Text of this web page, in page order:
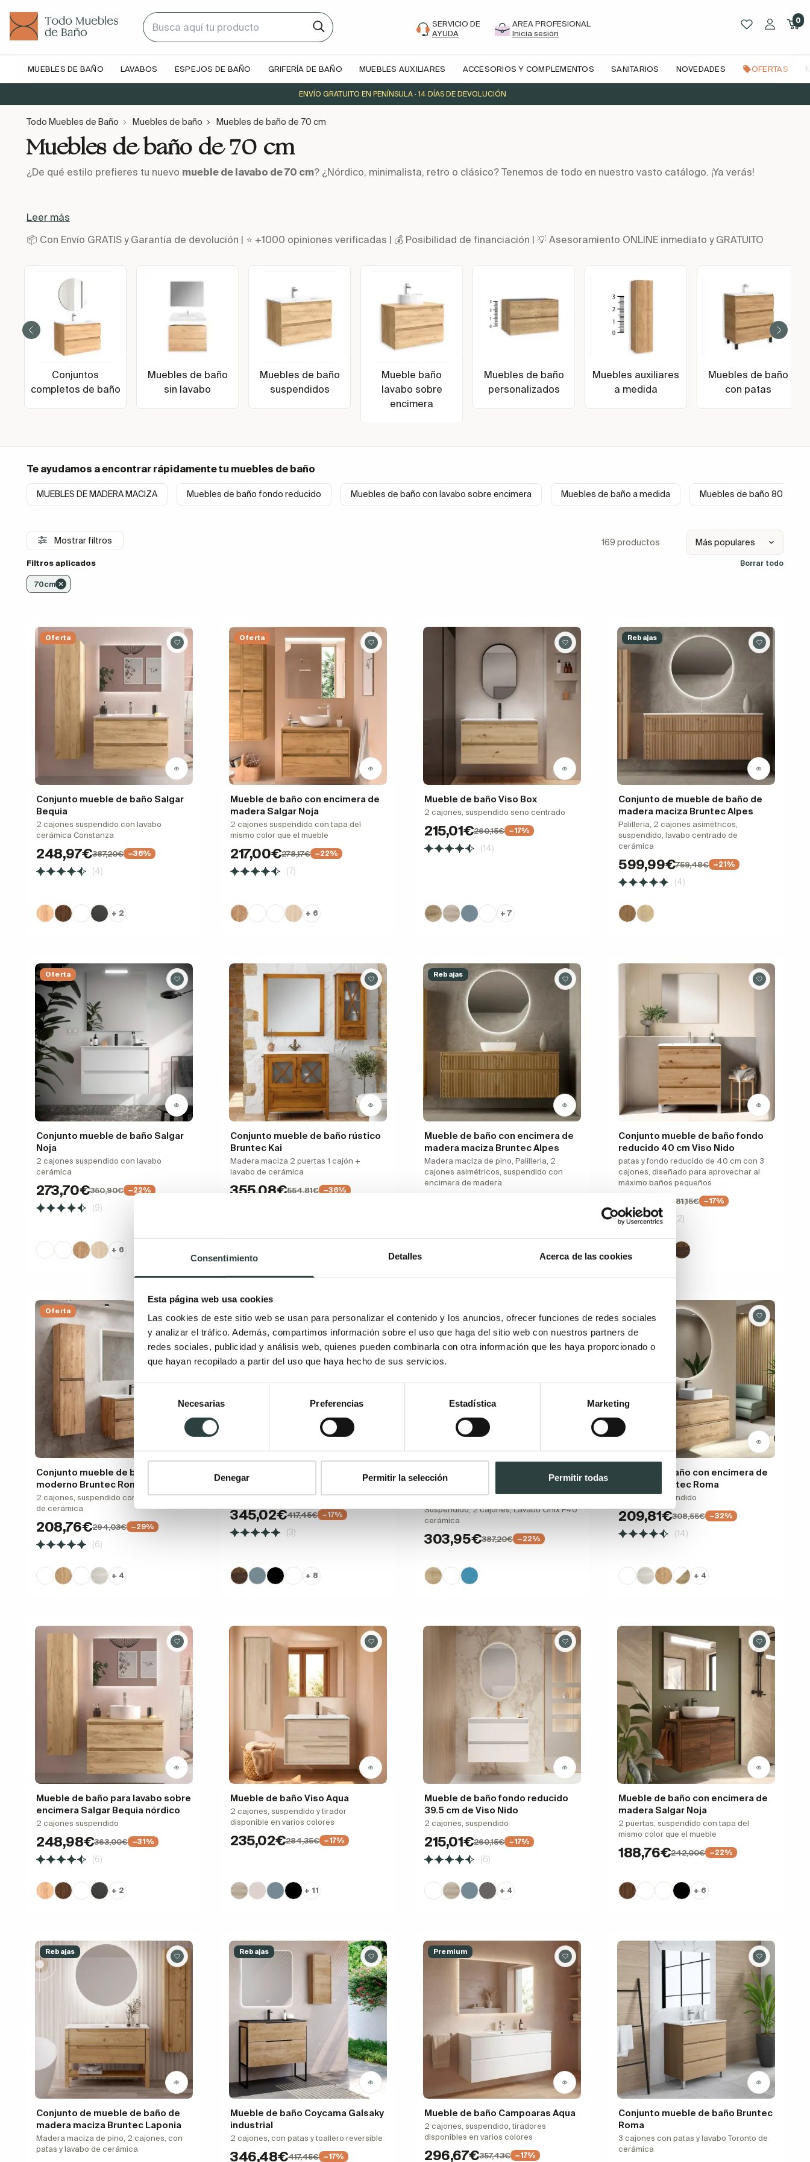
Consentimiento Detalles Acerca de las cookies
Esta página web usa cookies
Las cookies de este sitio web se usan para personalizar el contenido y los anuncios, ofrecer funciones de redes sociales
y analizar el tráfico. Además, compartimos información sobre el uso que haga del sitio web con nuestros partners de
redes sociales, publicidad y análisis web, quienes pueden combinarla con otra información que les haya proporcionado o
que hayan recopilado a partir del uso que haya hecho de sus servicios.
Selección
de
consentimiento
Necesarias Preferencias Estadística Marketing
Denegar Permitir la selección Permitir todas
SERVICIO DE
AYUDA
AREA PROFESIONAL
Inicia sesión
0
MUEBLES DE BAÑO LAVABOS ESPEJOS DE BAÑO GRIFERÍA DE BAÑO MUEBLES AUXILIARES ACCESORIOS Y COMPLEMENTOS SANITARIOS NOVEDADES OFERTAS
ENVÍO GRATUITO EN PENÍNSULA · 14 DÍAS DE DEVOLUCIÓN
Todo Muebles de Baño Muebles de baño Muebles de baño de 70 cm
Muebles de baño de 70 cm
¿De qué estilo prefieres tu nuevo mueble de lavabo de 70 cm? ¿Nórdico, minimalista, retro o clásico? Tenemos de todo en nuestro vasto catálogo. ¡Ya verás!
Leer más
📦 Con Envío GRATIS y Garantía de devolución | ⭐ +1000 opiniones verificadas | 💰 Posibilidad de financiación | 💡 Asesoramiento ONLINE inmediato y GRATUITO
Conjuntos
completos de baño
Muebles de baño
sin lavabo
Muebles de baño
suspendidos
Mueble baño
lavabo sobre
encimera
Muebles de baño
personalizados
Muebles auxiliares
a medida
Muebles de baño
con patas
Te ayudamos a encontrar rápidamente tu muebles de baño
MUEBLES DE MADERA MACIZA Muebles de baño fondo reducido Muebles de baño con lavabo sobre encimera Muebles de baño a medida Muebles de baño 80 cm
Mostrar filtros 169 productos
Filtros aplicados Borrar todo
70cm
Oferta
Conjunto mueble de baño Salgar
Bequia
2 cajones suspendido con lavabo
cerámica Constanza
248,97€387,20€ −36%
(4)
+ 2
Oferta
Mueble de baño con encimera de
madera Salgar Noja
2 cajones suspendido con tapa del
mismo color que el mueble
217,00€278,17€ −22%
(7)
+ 6
Mueble de baño Viso Box
2 cajones, suspendido seno centrado
215,01€260,15€ −17%
(14)
+ 7
Rebajas
Conjunto de mueble de baño de
madera maciza Bruntec Alpes
Palilleria, 2 cajones asimétricos,
suspendido, lavabo centrado de
cerámica
599,99€759,48€ −21%
(4)
Oferta
Conjunto mueble de baño Salgar
Noja
2 cajones suspendido con lavabo
cerámica
273,70€350,90€ −22%
(9)
+ 6
Conjunto mueble de baño rústico
Bruntec Kai
Madera maciza 2 puertas 1 cajón +
lavabo de cerámica
355,08€554,81€ −36%
Rebajas
Mueble de baño con encimera de
madera maciza Bruntec Alpes
Madera maciza de pino, Palilleria, 2
cajones asimétricos, suspendido con
encimera de madera
Conjunto mueble de baño fondo
reducido 40 cm Viso Nido
patas y fondo reducido de 40 cm con 3
cajones, diseñado para aprovechar al
máximo baños pequeños
381,15€ −17%
(2)
Oferta
Conjunto mueble de baño
moderno Bruntec Roma
2 cajones, suspendido con lavabo Calpe
de cerámica
208,76€294,03€ −29%
(6)
+ 4
2 cajones, suspendido para lavabo
encastrado
345,02€417,45€ −17%
(3)
+ 8
Conjunto mueble de baño fondo
reducido 39cm Coycama Comet
tirador negro
Suspendido, 2 cajones, Lavabo Onix F40
cerámica
303,95€387,20€ −22%
Mueble de baño con encimera de
madera Bruntec Roma
2 cajones supendido
209,81€308,55€ −32%
(14)
+ 4
Mueble de baño para lavabo sobre
encimera Salgar Bequia nórdico
2 cajones suspendido
248,98€363,00€ −31%
(6)
+ 2
Mueble de baño Viso Aqua
2 cajones, suspendido y tirador
disponible en varios colores
235,02€284,35€ −17%
+ 11
Mueble de baño fondo reducido
39.5 cm de Viso Nido
2 cajones, suspendido
215,01€260,15€ −17%
(6)
+ 4
Mueble de baño con encimera de
madera Salgar Noja
2 puertas, suspendido con tapa del
mismo color que el mueble
188,76€242,00€ −22%
+ 6
Rebajas
Conjunto de mueble de baño de
madera maciza Bruntec Laponia
Madera maciza de pino, 2 cajones, con
patas y lavabo de cerámica
Rebajas
Mueble de baño Coycama Galsaky
industrial
2 cajones, con patas y toallero reversible
346,48€417,45€ −17%
Premium
Mueble de baño Campoaras Aqua
2 cajones, suspendido, tiradores
disponibles en varios colores
296,67€357,43€ −17%
Conjunto mueble de baño Bruntec
Roma
3 cajones con patas y lavabo Toronto de
cerámica